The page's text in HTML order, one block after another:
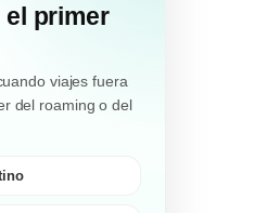
el primer
viajes fuera
del roaming o del